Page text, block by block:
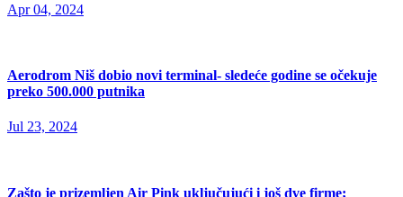
Apr 04, 2024
Aerodrom Niš dobio novi terminal- sledeće godine se očekuje
preko 500.000 putnika
Jul 23, 2024
Zašto je prizemljen Air Pink uključujući i još dve firme;